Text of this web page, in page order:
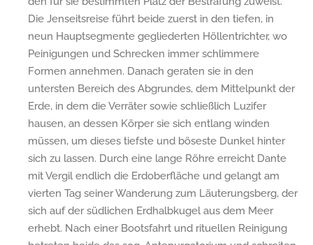
Die Jenseitsreise führt beide zuerst in den tiefen, in
neun Hauptsegmente gegliederten Höllentrichter, wo
Peinigungen und Schrecken immer schlimmere
Formen annehmen. Danach geraten sie in den
untersten Bereich des Abgrundes, dem Mittelpunkt der
Erde, in dem die Verräter sowie schließlich Luzifer
hausen, an dessen Körper sie sich entlang winden
müssen, um dieses tiefste und böseste Dunkel hinter
sich zu lassen. Durch eine lange Röhre erreicht Dante
mit Vergil endlich die Erdoberfläche und gelangt am
vierten Tag seiner Wanderung zum Läuterungsberg, der
sich auf der südlichen Erdhalbkugel aus dem Meer
erhebt. Nach einer Bootsfahrt und rituellen Reinigung